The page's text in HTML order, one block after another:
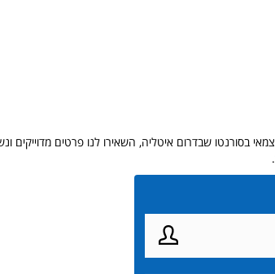
בסורנטו שבדרום איטליה, השאירו לנו פרטים מדוייקים